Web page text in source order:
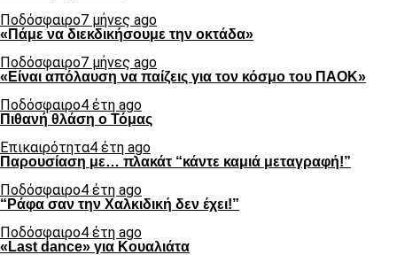
Ποδόσφαιρο7 μήνες ago
«Πάμε να διεκδικήσουμε την οκτάδα»
Ποδόσφαιρο7 μήνες ago
«Είναι απόλαυση να παίζεις για τον κόσμο του ΠΑΟΚ»
Ποδόσφαιρο4 έτη ago
Πιθανή θλάση ο Τόμας
Επικαιρότητα4 έτη ago
Παρουσίαση με… πλακάτ “κάντε καμιά μεταγραφή!”
Ποδόσφαιρο4 έτη ago
“Ράφα σαν την Χαλκιδική δεν έχει!”
Ποδόσφαιρο4 έτη ago
«Last dance» για Κουαλιάτα